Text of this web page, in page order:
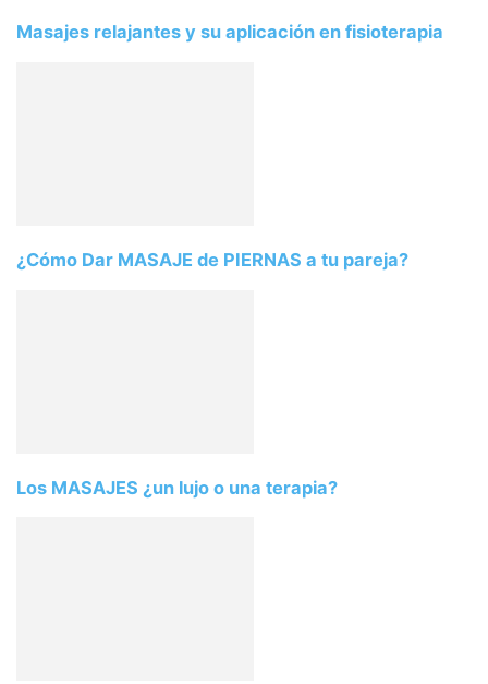
Masajes relajantes y su aplicación en fisioterapia
¿Cómo Dar MASAJE de PIERNAS a tu pareja?
Los MASAJES ¿un lujo o una terapia?